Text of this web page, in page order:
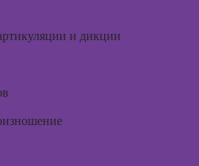
продюсирования
и дикции